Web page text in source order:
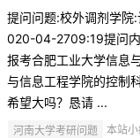
提问问题:校外调剂学
020-04-2709:19提问内
报考合肥工业大学信息
与信息工程学院的控制
希望大吗？恳请 ...
河南大学考研问题 本站